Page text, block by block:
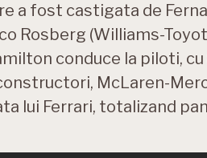
a fost castigata de
Rosberg (Williams-
conduce la piloti, cu
McLaren-
lui Ferrari, totalizand